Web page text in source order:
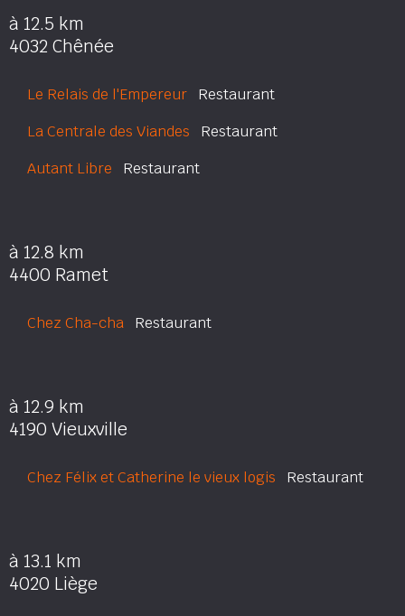
à 12.5 km
4032 Chênée
Le Relais de l'Empereur Restaurant
La Centrale des Viandes Restaurant
Autant Libre Restaurant
à 12.8 km
4400 Ramet
Chez Cha-cha Restaurant
à 12.9 km
4190 Vieuxville
Chez Félix et Catherine le vieux logis Restaurant
à 13.1 km
4020 Liège